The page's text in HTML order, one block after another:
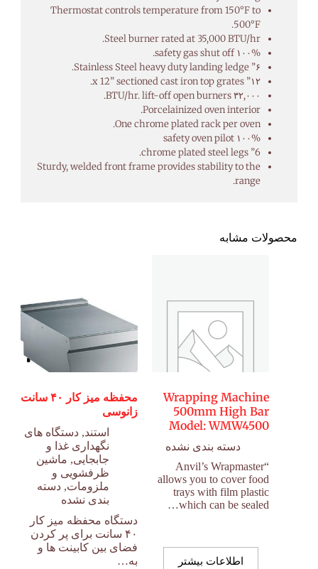
Thermostat controls temperature from 150°F to
500°F.
Steel burner rated at 35,000 BTU/hr.
۱۰۰% safety gas shut off.
۶” Stainless Steel heavy duty landing ledge.
۱۲” x 12” sectioned cast iron top grates.
۳۲,۰۰۰ BTU/hr. lift-off open burners.
Porcelainized oven interior.
One chrome plated rack per oven.
۱۰۰% safety oven pilot
6” chrome plated steel legs.
Sturdy, welded front frame provides stability to the
range.
محصولات مشابه
Wrapping Machine
500mm High Bar
Model: WMW4500
دسته بندی نشده
“Anvil’s Wrapmaster
allows you to cover food
trays with film plastic
which can be sealed…
اطلاعات بیشتر
محفظه میز کار ۴۰ سانت
زانوسی
استند, دستگاه های
نگهداری غذا و
جابجایی, ماشین
ظرفشویی و
ملزومات, دسته
بندی نشده
دستگاه محفظه میز کار
۴۰ سانت برای پر کردن
فضای بین کابینت ها و
به…